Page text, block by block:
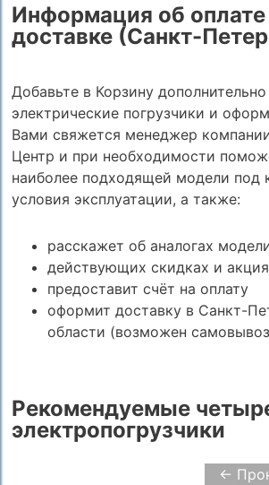
Информация об оплате
доставке (Санкт-
Добавьте в Корзину
электрические погрузчики и
Вами свяжется менеджер
Центр и при необходимости
наиболее подходящей модели под
условия эксплуатации, а также:
расскажет об аналогах
действующих скидках и
предоставит счёт на оплату
оформит доставку в Санкт-
области (возможен
Рекомендуемые
электропогрузчики
←